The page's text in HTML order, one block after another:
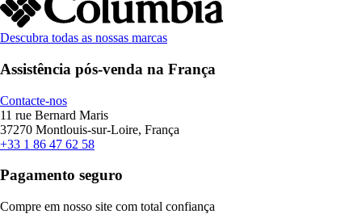
Descubra todas as nossas marcas
Assistência pós-venda na França
Contacte-nos
11 rue Bernard Maris
37270 Montlouis-sur-Loire, França
+33 1 86 47 62 58
Pagamento seguro
Compre em nosso site com total confiança